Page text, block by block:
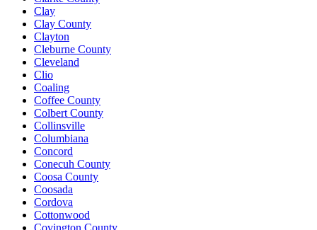
Clay
Clay County
Clayton
Cleburne County
Cleveland
Clio
Coaling
Coffee County
Colbert County
Collinsville
Columbiana
Concord
Conecuh County
Coosa County
Coosada
Cordova
Cottonwood
Covington County